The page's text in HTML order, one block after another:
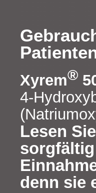
Xyrem®
4-
Lesen
denn sie